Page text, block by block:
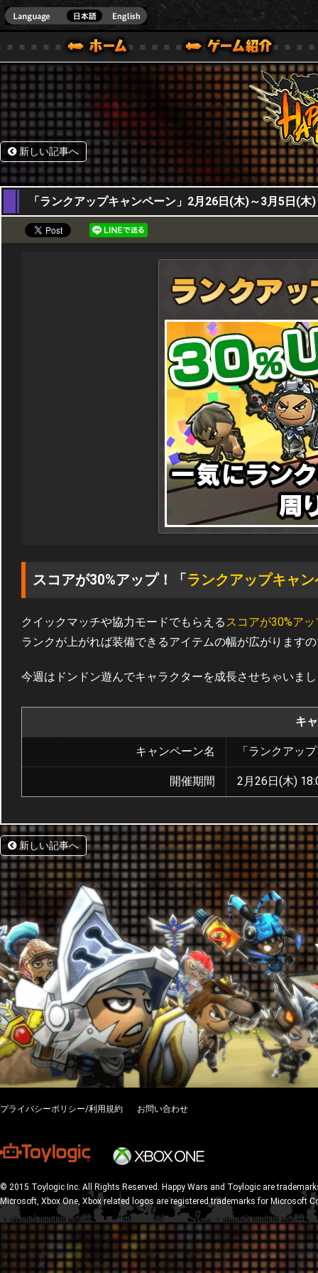
ONE VER.]
ガイド
ル｜HAPPY WARS(ハッピーウォーズ)公式サイト [ XBOX 360,XBOX ONE VER.]
サポート | HAPPY WARS(ハッピーウォーズ)公式サイ
新しい記事へ
26,02,2026
「ランクアップキャンペーン」2月26日(木)～3月5日(木)
スコアが30%アップ！「 ランクアップキャ
クイックマッチや協力モードでもらえるスコアが30%アッ
ランクが上がれば装備できるアイテムの幅が広がります
今週はドンドン遊んでキャラクターを成長させちゃいま
キ
キャンペーン名 「ランクアッ
開催期間 2月26日(木)
新しい記事へ
プライバシーポリシー/利用規約 お問い合わせ
© 2015 Toylogic Inc. All Rights Reserved. Happy Wars and Toylogic are
Microsoft, Xbox One, Xbox related logos are registered trademarks for Microsoft